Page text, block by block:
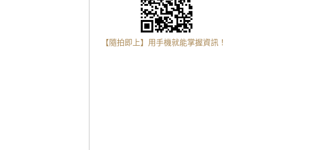
【隨拍即上】用手機就能掌握資訊！